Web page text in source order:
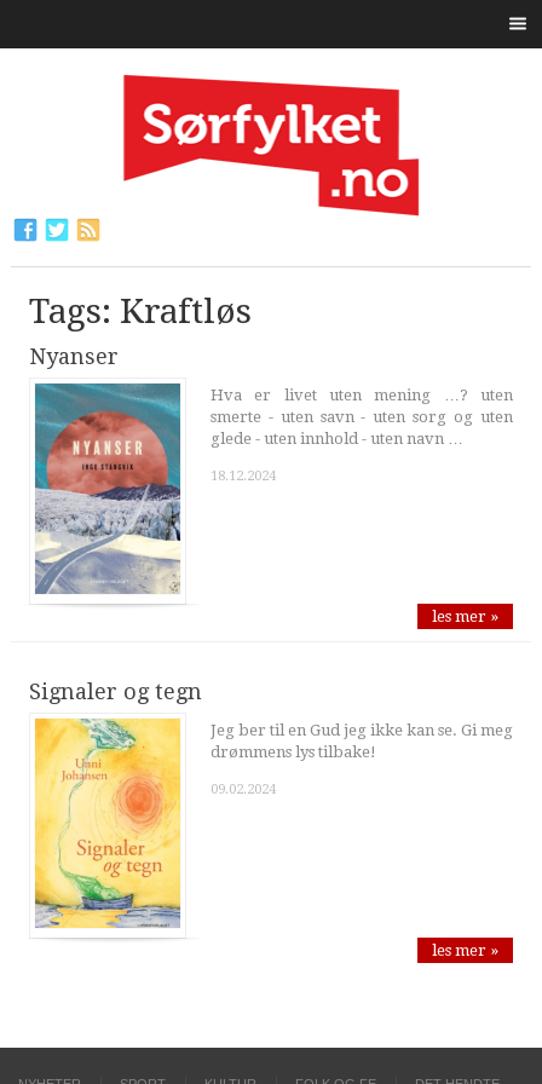
Tags: Kraftløs
Nyanser
Hva er livet uten mening …? uten
smerte - uten savn - uten sorg og uten
glede - uten innhold - uten navn …
18.12.2024
les mer »
Signaler og tegn
Jeg ber til en Gud jeg ikke kan se. Gi meg
drømmens lys tilbake!
09.02.2024
les mer »